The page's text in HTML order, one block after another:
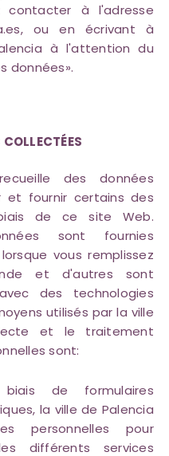
contacter à l'adresse
, ou en écrivant à
à l'attention du
données».
des données
et fournir certains des
de ce site Web.
sont fournies
vous remplissez
et d'autres sont
des technologies
utilisés par la ville
et le traitement
sont:
de formulaires
la ville de Palencia
personnelles pour
différents services